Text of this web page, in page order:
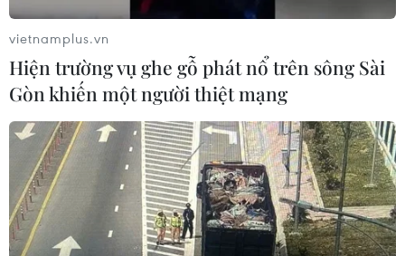
vietnamplus.vn
Hiện trường vụ ghe gỗ phát nổ trên sông Sài
Gòn khiến một người thiệt mạng